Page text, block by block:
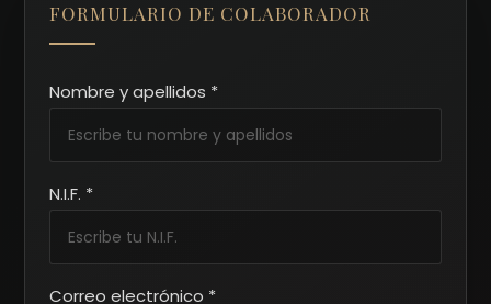
FORMULARIO DE COLABORADOR
Nombre y apellidos *
N.I.F. *
Correo electrónico *